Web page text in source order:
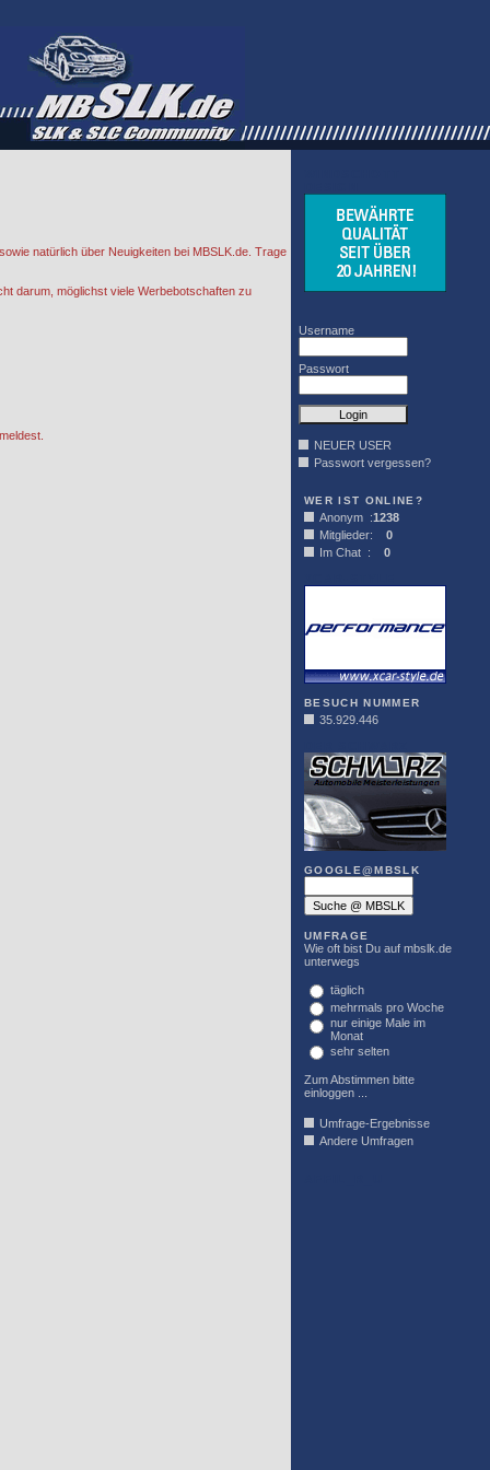
natürlich über Neuigkeiten bei MBSLK.de. Trage
darum, möglichst viele Werbebotschaften zu
Username
Passwort
NEUER USER
Passwort vergessen?
WER IST ONLINE?
Anonym :1238
Mitglieder: 0
Im Chat : 0
BESUCH NUMMER
35.929.446
GOOGLE@MBSLK
UMFRAGE
Wie oft bist Du auf mbslk.de
unterwegs
täglich
mehrmals pro Woche
nur einige Male im
Monat
sehr selten
Zum Abstimmen bitte
einloggen ...
Umfrage-Ergebnisse
Andere Umfragen